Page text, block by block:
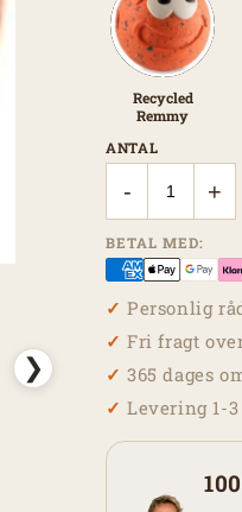
❯
Recycled
Remmy
ANTAL
- +
BETAL MED:
Personlig
Fri fragt
365 dages
Levering 1-3